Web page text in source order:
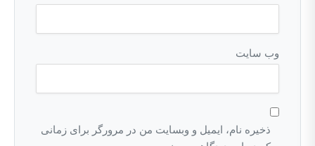
وب‌ سایت
ذخیره نام، ایمیل و وبسایت من در مرورگر برای زمانی